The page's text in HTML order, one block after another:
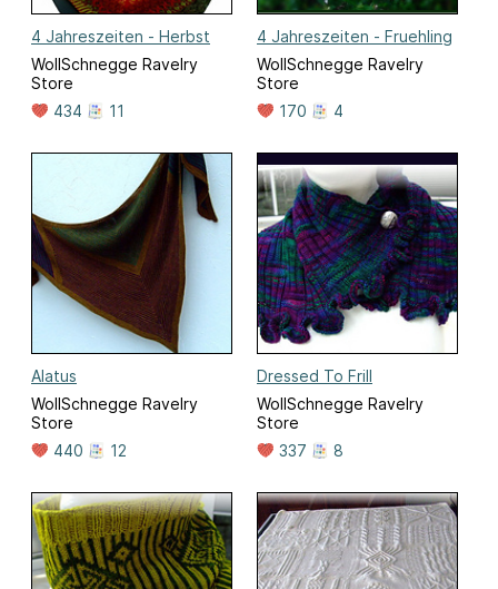
4 Jahreszeiten - Herbst
WollSchnegge Ravelry
Store
434
11
4 Jahreszeiten - Fruehling
WollSchnegge Ravelry
Store
170
4
Alatus
WollSchnegge Ravelry
Store
440
12
Dressed To Frill
WollSchnegge Ravelry
Store
337
8